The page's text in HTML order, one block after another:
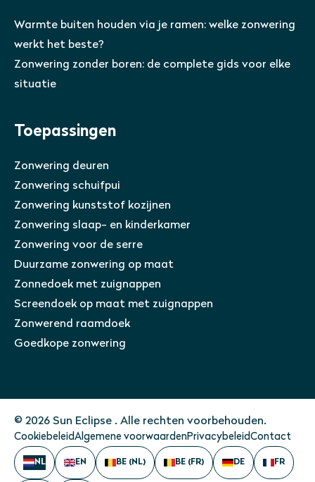
Warmte buiten houden via je ramen: welke zonwering
werkt het beste?
Zonwering zonder boren: de complete gids voor elke
situatie
Toepassingen
Zonwering deuren
Zonwering schuifpui
Zonwering kunststof kozijnen
Zonwering slaap- en kinderkamer
Zonwering voor de serre
Duurzame zonwering op maat
Zonnedoek met zuignappen
Screendoek op maat met zuignappen
Zonwerend raamdoek
Goedkope zonwering
© 2026 Sun Eclipse . Alle rechten voorbehouden.
CookiebeleidAlgemene voorwaardenPrivacybeleidContact
NL EN BE (NL) BE (FR) DE FR